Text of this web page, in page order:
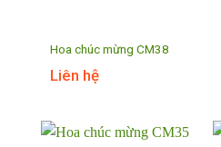
Hoa chúc mừng CM38
Liên hệ